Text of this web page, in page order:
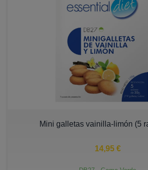
+
Mini galletas vainilla-limón (5
14,95 €